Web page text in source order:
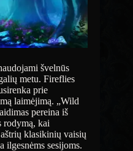
švelnūs
metu. Fireflies
prie
laimėjimą. „Wild
pereina iš
rodymą, kai
klasikinių vaisių
ilgesnėms sesijoms.